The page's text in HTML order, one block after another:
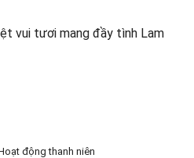
vui tươi mang đầy tình Lam
động thanh niên